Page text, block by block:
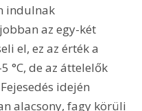
indulnak
az egy-két
el, ez az érték a
°C, de az áttelelők
idején
alacsony, fagy körüli